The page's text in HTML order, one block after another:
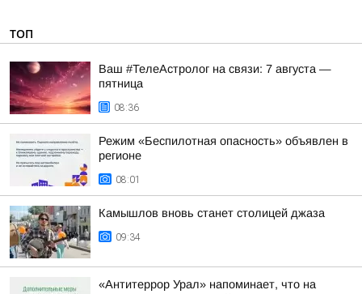
ТОП
Ваш #ТелеАстролог на связи: 7 августа —
пятница
08:36
Режим «Беспилотная опасность» объявлен в
регионе
08:01
Камышлов вновь станет столицей джаза
09:34
«Антитеррор Урал» напоминает, что на